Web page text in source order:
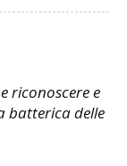
riconoscere e
batterica delle